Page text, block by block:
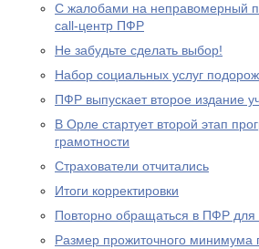
С жалобами на неправомерный
call-центр ПФР
Не забудьте сделать выбор!
Набор социальных услуг
ПФР выпускает второе издание
В Орле стартует второй этап
грамотности
Страхователи отчитались
Итоги корректировки
Повторно обращаться в ПФР для
Размер прожиточного минимума